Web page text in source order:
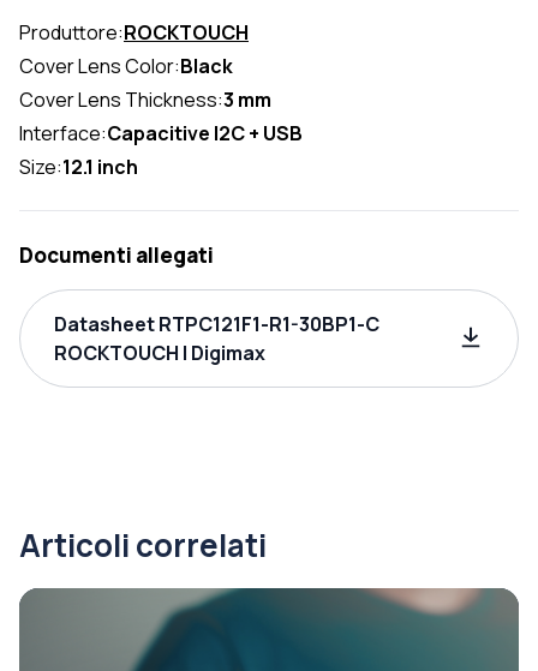
Produttore:ROCKTOUCH
Cover Lens Color:Black
Cover Lens Thickness:3 mm
Interface:Capacitive I2C + USB
Size:12.1 inch
Documenti allegati
Datasheet RTPC121F1-R1-30BP1-C
ROCKTOUCH | Digimax
Articoli correlati